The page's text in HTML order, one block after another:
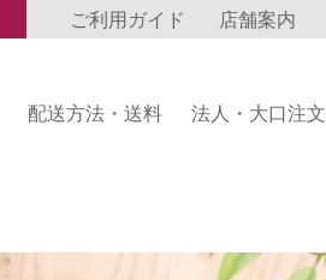
ご利用ガイド 店舗案内
配送方法・送料 法人・大口注文